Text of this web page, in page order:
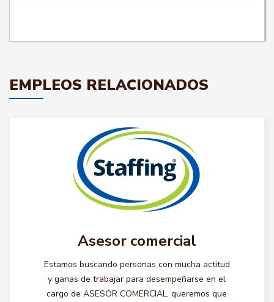
EMPLEOS RELACIONADOS
Asesor comercial
Estamos buscando personas con mucha actitud
y ganas de trabajar para desempeñarse en el
cargo de ASESOR COMERCIAL, queremos que